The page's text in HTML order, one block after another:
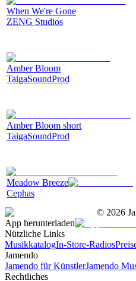
When We're Gone
ZENG Studios
Amber Bloom
TaigaSoundProd
Amber Bloom short
TaigaSoundProd
Meadow Breeze
Cephas
© 2026
App herunterladen
Nützliche Links
MusikkatalogIn-Store-Radios
Jamendo
Jamendo für KünstlerJamendo
Rechtliches